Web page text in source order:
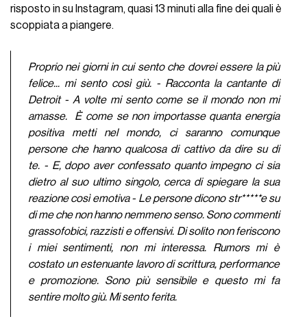
risposto in su Instagram, quasi 13 minuti alla fine dei quali è
scoppiata a piangere.
Proprio nei giorni in cui sento che dovrei essere la più
felice... mi sento così giù. - Racconta la cantante di
Detroit - A volte mi sento come se il mondo non mi
amasse. È come se non importasse quanta energia
positiva metti nel mondo, ci saranno comunque
persone che hanno qualcosa di cattivo da dire su di
te. - E, dopo aver confessato quanto impegno ci sia
dietro al suo ultimo singolo, cerca di spiegare la sua
reazione così emotiva - Le persone dicono str*****e su
di me che non hanno nemmeno senso. Sono commenti
grassofobici, razzisti e offensivi. Di solito non feriscono
i miei sentimenti, non mi interessa. Rumors mi è
costato un estenuante lavoro di scrittura, performance
e promozione. Sono più sensibile e questo mi fa
sentire molto giù. Mi sento ferita.